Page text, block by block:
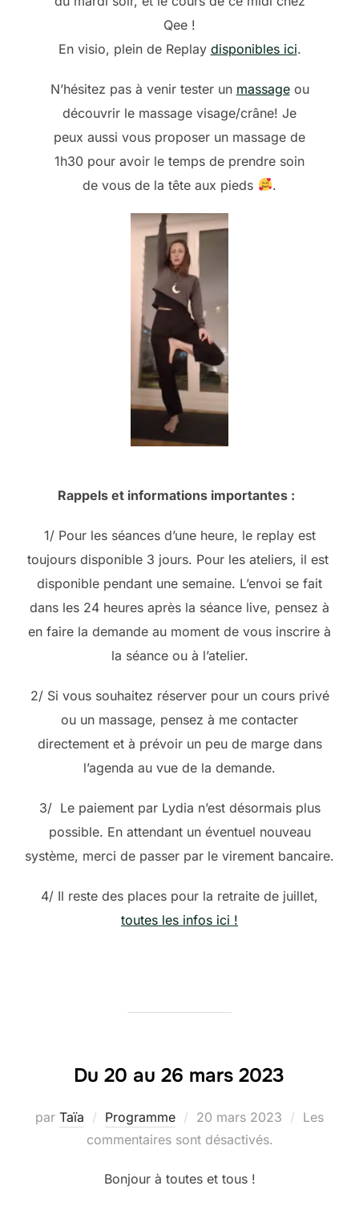
Qee !
En visio, plein de Replay disponibles ici.
N’hésitez pas à venir tester un massageou
découvrir le massage visage/crâne! Je
peux aussi vous proposer un massage de
1h30 pour avoir le temps de prendre soin
de vous de la tête aux pieds
.
Rappels et informations importantes :
1/ Pour les séances d’une heure, le replay est
toujours disponible 3 jours. Pour les ateliers, il est
disponible pendant une semaine. L’envoi se fait
dans les 24 heures après la séance live, pensez à
en faire la demande au moment de vous inscrire à
la séance ou à l’atelier.
2/ Si vous souhaitez réserver pour un cours privé
ou un massage, pensez à me contacter
directement et à prévoir un peu de marge dans
l’agenda au vue de la demande.
3/ Le paiement par Lydia n’est désormais plus
possible. En attendant un éventuel nouveau
système, merci de passer par le virement bancaire.
4/ Il reste des places pour la retraite de juillet,
toutes les infos ici !
Du 20 au 26 mars 2023
par Taïa Programme
Publié
le
20 mars 2023
Les
commentaires sont désactivés.
Bonjour à toutes et tous !